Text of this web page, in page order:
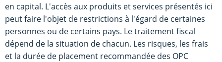
en capital. L'accès aux produits et services présentés ici
peut faire l'objet de restrictions à l'égard de certaines
personnes ou de certains pays. Le traitement fiscal
dépend de la situation de chacun. Les risques, les frais
et la durée de placement recommandée des OPC